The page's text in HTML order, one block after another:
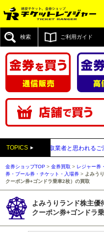
検索 ご利用ガイド
TOPICS
先払い買取業者と思われるご注文の
金券ショップTOP >金券買取 > レジャー券
券・プール券・チケット・入場券 > よみう
クーポン券+ゴンドラ乗車2枚）の買取
よみうりランド株主優
クーポン券+ゴンドラ